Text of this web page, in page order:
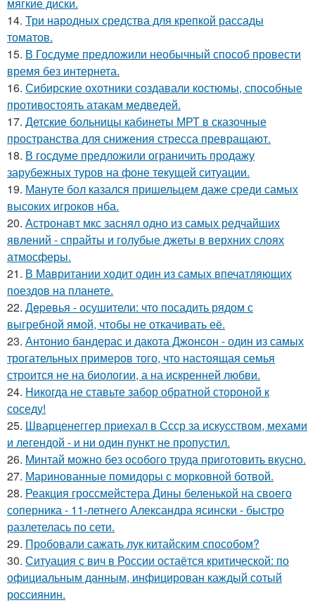
14. Три народных средства для крепкой рассады
томатов.
15. В Госдуме предложили необычный способ провести
время без интернета.
16. Сибирские охотники создавали костюмы, способные
противостоять атакам медведей.
17. Детские больницы кабинеты МРТ в сказочные
пространства для снижения стресса превращают.
18. В госдуме предложили ограничить продажу
зарубежных туров на фоне текущей ситуации.
19. Мануте бол казался пришельцем даже среди самых
высоких игроков нба.
20. Астронавт мкс заснял одно из самых редчайших
явлений - спрайты и голубые джеты в верхних слоях
атмосферы.
21. В Мавритании ходит один из самых впечатляющих
поездов на планете.
22. Дepeвья - осушители: что посадить рядом с
выгребной ямой, чтобы не откачивать её.
23. Антонио бандерас и дакота Джонсон - один из самых
трогательных примеров того, что настоящая семья
строится не на биологии, а на искренней любви.
24. Hикогда не ставьте забор обратной стороной к
соседу!
25. Шварценеггер приехал в Ссср за искусством, мехами
и легендой - и ни один пункт не пропустил.
26. Mинтай можно без особого труда приготовить вкусно.
27. Маринованные помидоры с морковной ботвой.
28. Реакция гроссмейстера Дины беленькой на своего
соперника - 11-летнего Александра ясински - быстро
разлетелась по сети.
29. Пробовали сажать лук китайским способом?
30. Ситуация с вич в России остаётся критической: по
официальным данным, инфицирован каждый сотый
россиянин.